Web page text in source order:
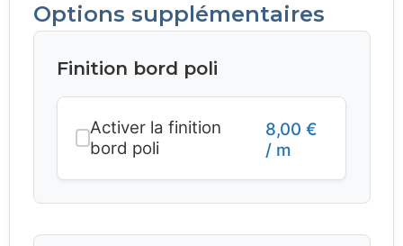
Options supplémentaires
Finition bord poli
Activer la finition
bord poli
8,00 €
/ m